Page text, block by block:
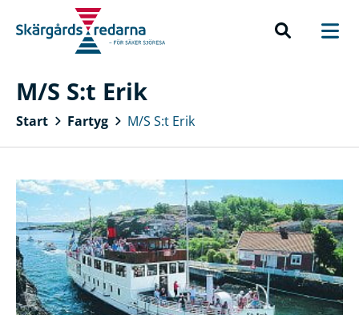
M/S S:t Erik
Start Fartyg M/S S:t Erik